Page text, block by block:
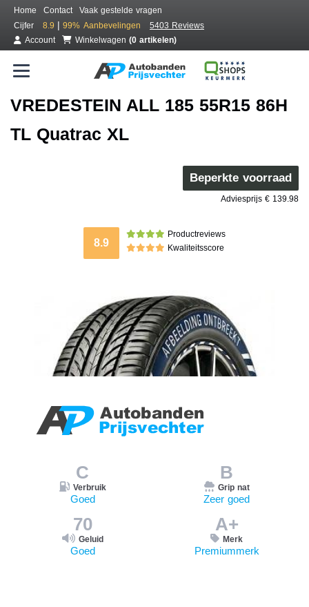
Home Contact
Vaak gestelde vragen
Cijfer
8.9 | 99% Aanbevelingen
5403 Reviews
Account
Winkelwagen (0 artikelen)
VREDESTEIN ALL 185 55R15 86H
TL Quatrac XL
Beperkte voorraad
Adviesprijs € 139.98
8.9
Productreviews
Kwaliteitsscore
C
Verbruik
Goed
B
Grip nat
Zeer goed
70
Geluid
Goed
A+
Merk
Premiummerk